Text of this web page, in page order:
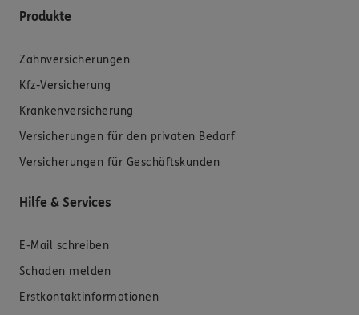
Produkte
Zahnversicherungen
Kfz-Versicherung
Krankenversicherung
Versicherungen für den privaten Bedarf
Versicherungen für Geschäftskunden
Hilfe & Services
E-Mail schreiben
Schaden melden
Erstkontaktinformationen